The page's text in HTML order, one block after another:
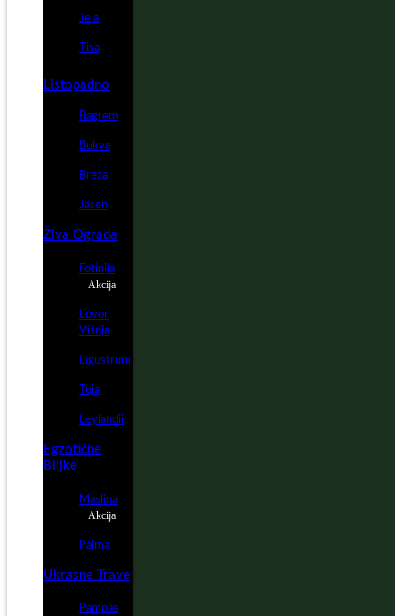
Jela
Tisa
Listopadno
Bagrem
Bukva
Breza
Jasen
Živa Ograda
Fotinija
Akcija
Lovor
Višnja
Ligustrum
Tuja
Leylandii
Egzotične
Biljke
Maslina
Akcija
Palma
Ukrasne Trave
Pampas